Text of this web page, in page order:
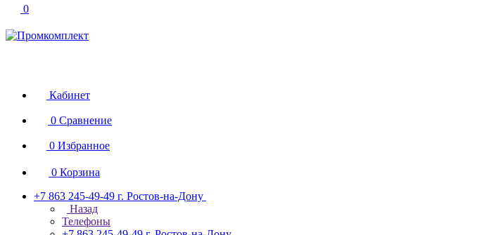
0
Кабинет
0 Сравнение
0 Избранное
0 Корзина
+7 863 245-49-49 г. Ростов-на-Дону
Назад
Телефоны